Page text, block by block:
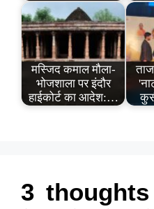
मस्जिद कमाल मौला-
भोजशाला पर इंदौर
हाईकोर्ट का आदेश:…
3 thoughts